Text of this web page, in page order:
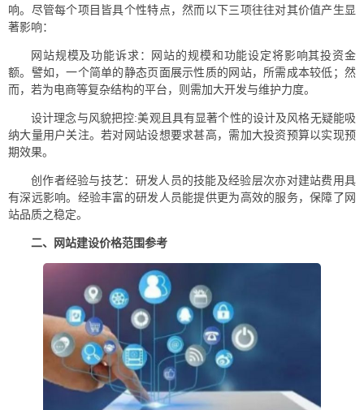
响。尽管每个项目皆具个性特点，然而以下三项往往对其价值产生显
著影响：
网站规模及功能诉求：网站的规模和功能设定将影响其投资金
额。譬如，一个简单的静态页面展示性质的网站，所需成本较低；然
而，若为电商等复杂结构的平台，则需加大开发与维护力度。
设计理念与风貌把控:美观且具有显著个性的设计及风格无疑能吸
纳大量用户关注。若对网站设想要求甚高，需加大投资预算以实现预
期效果。
创作者经验与技艺：研发人员的技能及经验层次亦对建站费用具
有深远影响。经验丰富的研发人员能提供更为高效的服务，保障了网
站品质之稳定。
二、网站建设价格范围参考